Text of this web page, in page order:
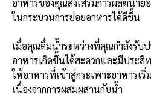
อาหารของคุณส่งเสริมการผลิตน้ำย่
ในกระบวนการย่อยอาหารได้ดีขึ้น
เมื่อคุณดื่มน้ำระหว่างที่คุณกำลังรับ
อาหารเกิดขึ้นได้สะดวกและมีประ
ให้อาหารที่เข้าสู่กระเพาะอาหารเ
เนื่องจากการผสมผสานกับน้ำ